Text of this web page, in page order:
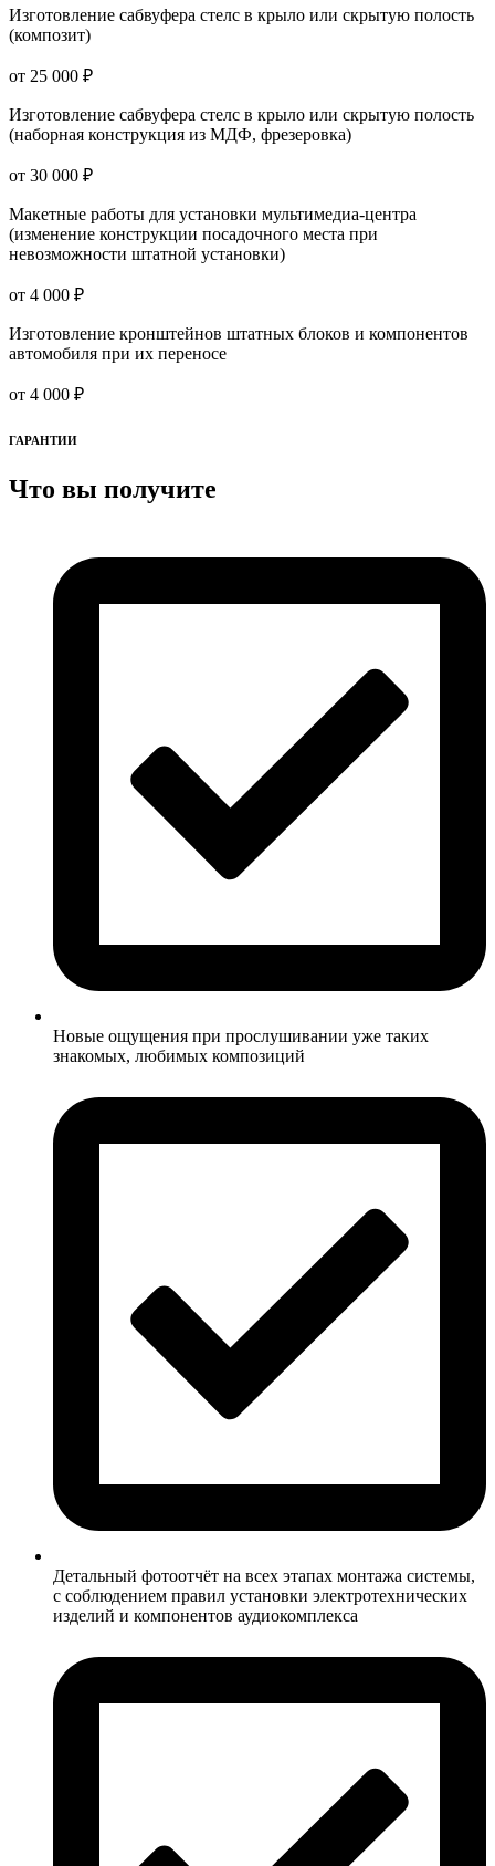
Изготовление сабвуфера стелс в крыло или скрытую полость
(композит)
от 25 000 ₽
Изготовление сабвуфера стелс в крыло или скрытую полость
(наборная конструкция из МДФ, фрезеровка)
от 30 000 ₽
Макетные работы для установки мультимедиа-центра
(изменение конструкции посадочного места при
невозможности штатной установки)
от 4 000 ₽
Изготовление кронштейнов штатных блоков и компонентов
автомобиля при их переносе
от 4 000 ₽
ГАРАНТИИ
Что вы получите
Новые ощущения при прослушивании уже таких
знакомых, любимых композиций
Детальный фотоотчёт на всех этапах монтажа системы,
с соблюдением правил установки электротехнических
изделий и компонентов аудиокомплекса